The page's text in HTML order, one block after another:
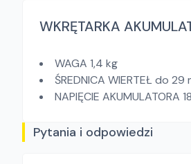
WKRĘTARKA
WAGA 1,4 kg
ŚREDNICA WIERTEŁ do 29
NAPIĘCIE AKUMULATORA
Pytania i odpowiedzi